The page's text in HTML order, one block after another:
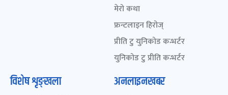
मेरो कथा
फ्रन्टलाइन हिरोज्
प्रीति टु युनिकोड कन्भर्टर
युनिकोड टु प्रीति कन्भर्टर
विशेष शृङ्खला अनलाइनखबर